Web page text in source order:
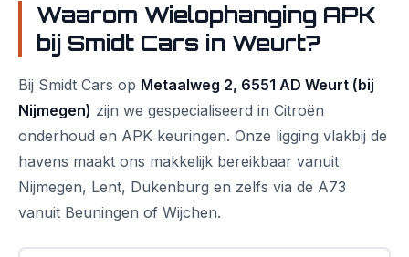
Waarom Wielophanging APK
bij Smidt Cars in Weurt?
Bij Smidt Cars op Metaalweg 2, 6551 AD Weurt (bij
Nijmegen) zijn we gespecialiseerd in Citroën
onderhoud en APK keuringen. Onze ligging vlakbij de
havens maakt ons makkelijk bereikbaar vanuit
Nijmegen, Lent, Dukenburg en zelfs via de A73
vanuit Beuningen of Wijchen.